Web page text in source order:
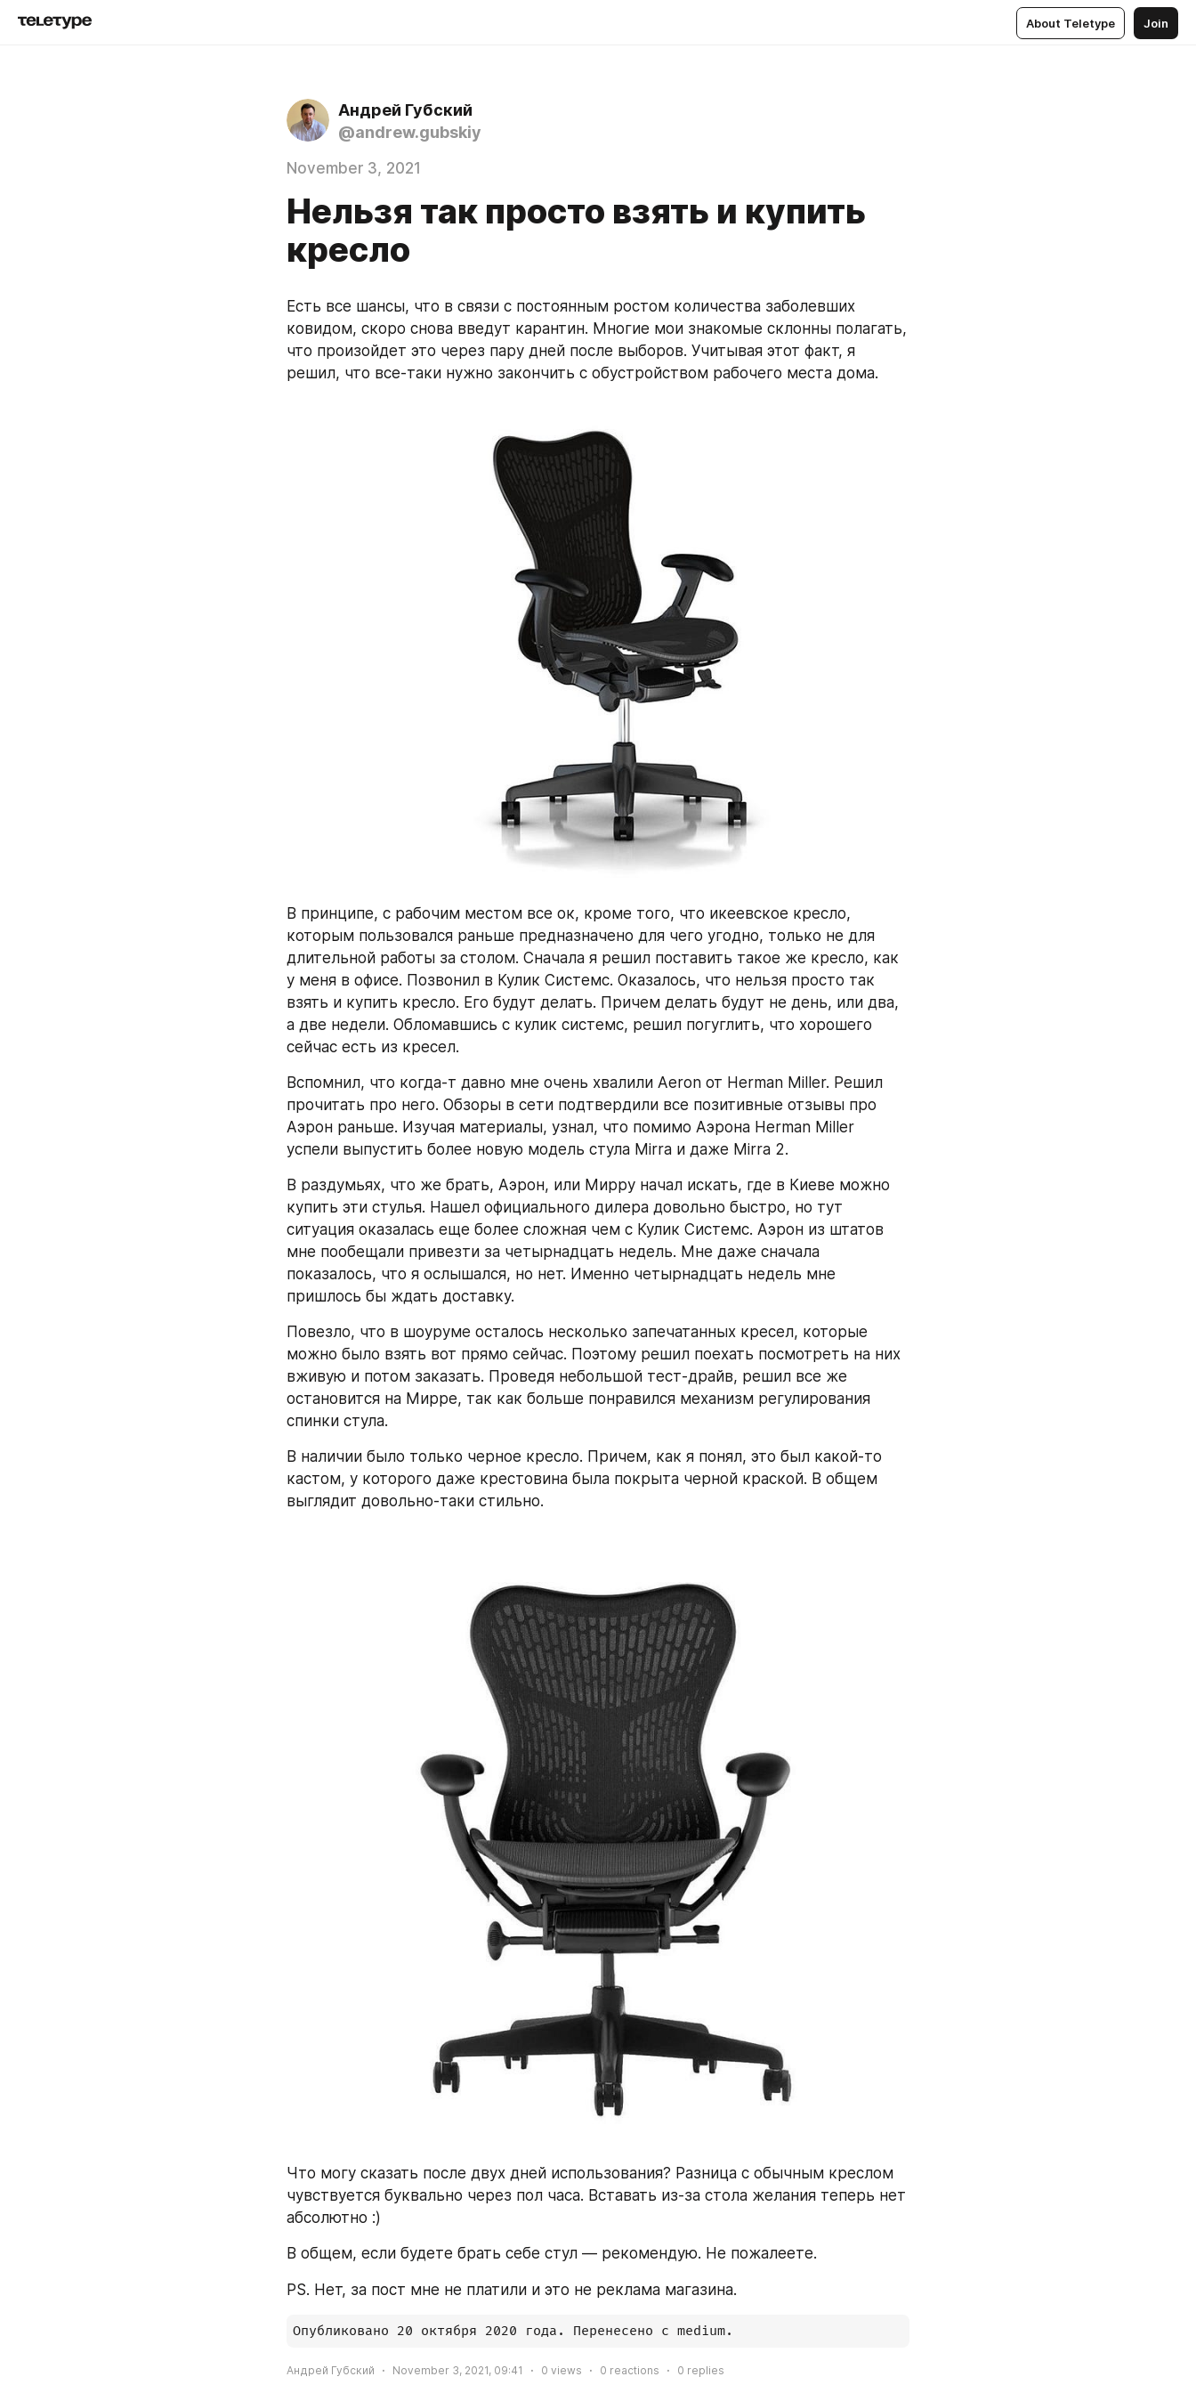
About Teletype Join
Андрей Губский
@andrew.gubskiy
November 3, 2021
Нельзя так просто взять и купить
кресло
Есть все шансы, что в связи с постоянным ростом количества заболевших
ковидом, скоро снова введут карантин. Многие мои знакомые склонны полагать,
что произойдет это через пару дней после выборов. Учитывая этот факт, я
решил, что все-таки нужно закончить с обустройством рабочего места дома.
В принципе, с рабочим местом все ок, кроме того, что икеевское кресло,
которым пользовался раньше предназначено для чего угодно, только не для
длительной работы за столом. Сначала я решил поставить такое же кресло, как
у меня в офисе. Позвонил в Кулик Системс. Оказалось, что нельзя просто так
взять и купить кресло. Его будут делать. Причем делать будут не день, или два,
а две недели. Обломавшись с кулик системс, решил погуглить, что хорошего
сейчас есть из кресел.
Вспомнил, что когда-т давно мне очень хвалили Aeron от Herman Miller. Решил
прочитать про него. Обзоры в сети подтвердили все позитивные отзывы про
Аэрон раньше. Изучая материалы, узнал, что помимо Аэрона Herman Miller
успели выпустить более новую модель стула Mirra и даже Mirra 2.
В раздумьях, что же брать, Аэрон, или Мирру начал искать, где в Киеве можно
купить эти стулья. Нашел официального дилера довольно быстро, но тут
ситуация оказалась еще более сложная чем с Кулик Системс. Аэрон из штатов
мне пообещали привезти за четырнадцать недель. Мне даже сначала
показалось, что я ослышался, но нет. Именно четырнадцать недель мне
пришлось бы ждать доставку.
Повезло, что в шоуруме осталось несколько запечатанных кресел, которые
можно было взять вот прямо сейчас. Поэтому решил поехать посмотреть на них
вживую и потом заказать. Проведя небольшой тест-драйв, решил все же
остановится на Мирре, так как больше понравился механизм регулирования
спинки стула.
В наличии было только черное кресло. Причем, как я понял, это был какой-то
кастом, у которого даже крестовина была покрыта черной краской. В общем
выглядит довольно-таки стильно.
Что могу сказать после двух дней использования? Разница с обычным креслом
чувствуется буквально через пол часа. Вставать из-за стола желания теперь нет
абсолютно :)
В общем, если будете брать себе стул — рекомендую. Не пожалеете.
PS. Нет, за пост мне не платили и это не реклама магазина.
Опубликовано 20 октября 2020 года. Перенесено с medium.
Андрей Губский November 3, 2021, 09:41 0 views 0 reactions 0 replies